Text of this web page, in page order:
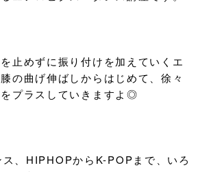
止めずに振り付けを加えていくエ
の曲げ伸ばしからはじめて、徐々
プラスしていきますよ◎
、HIPHOPからK-POPまで、いろ